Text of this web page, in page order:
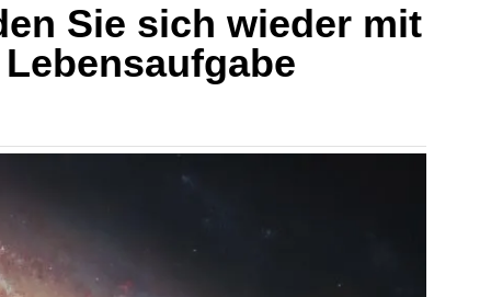
Sie sich wieder mit